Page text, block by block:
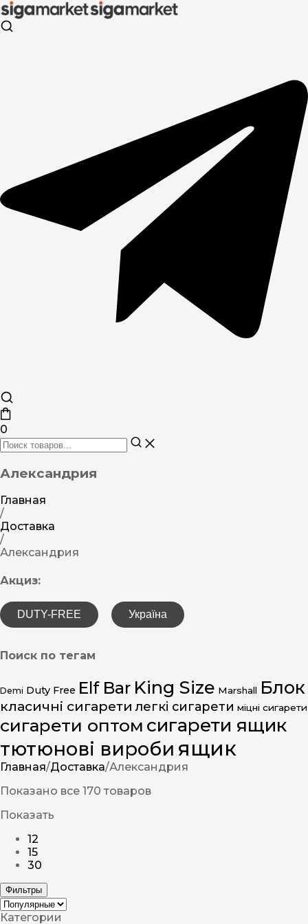
0
Александрия
Главная
/
Доставка
/
Александрия
Акциз:
DUTY-FREE Україна
Поиск по тегам
Demi Duty Free Elf Bar King Size Marshall Блок
класичні сигарети легкі сигарети міцні сигарети
сигарети оптом сигарети ящик
тютюнові вироби ящик
Главная/Доставка/Александрия
Показано все 170 товаров
Показать
12
15
30
Фильтры
Категории